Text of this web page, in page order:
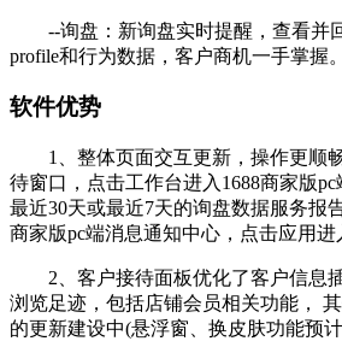
--询盘：新询盘实时提醒，查看并
profile和行为数据，客户商机一手掌握。
软件优势
1、整体页面交互更新，操作更顺
待窗口，点击工作台进入1688商家版
最近30天或最近7天的询盘数据服务报
商家版pc端消息通知中心，点击应用进
2、客户接待面板优化了客户信息插
浏览足迹，包括店铺会员相关功能，
的更新建设中(悬浮窗、换皮肤功能预计